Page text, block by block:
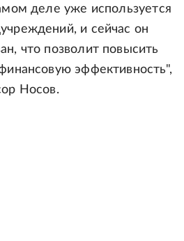
деле уже используется
и сейчас он
что позволит повысить
эффективность",
Носов.